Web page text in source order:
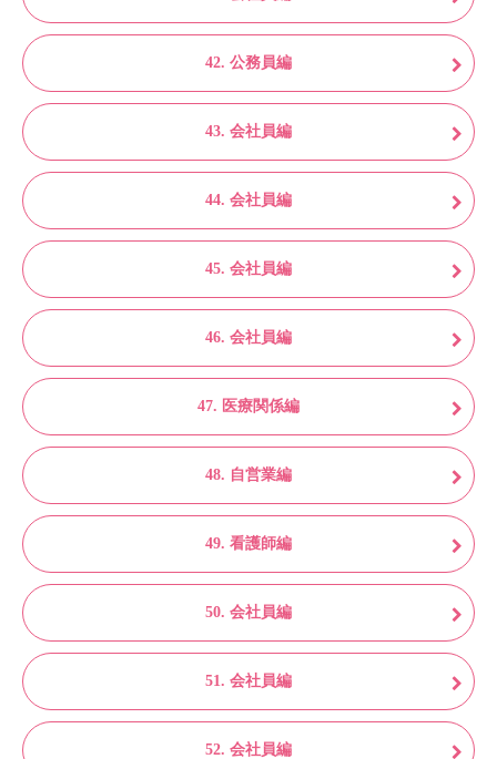
42. 公務員編
43. 会社員編
44. 会社員編
45. 会社員編
46. 会社員編
47. 医療関係編
48. 自営業編
49. 看護師編
50. 会社員編
51. 会社員編
52. 会社員編